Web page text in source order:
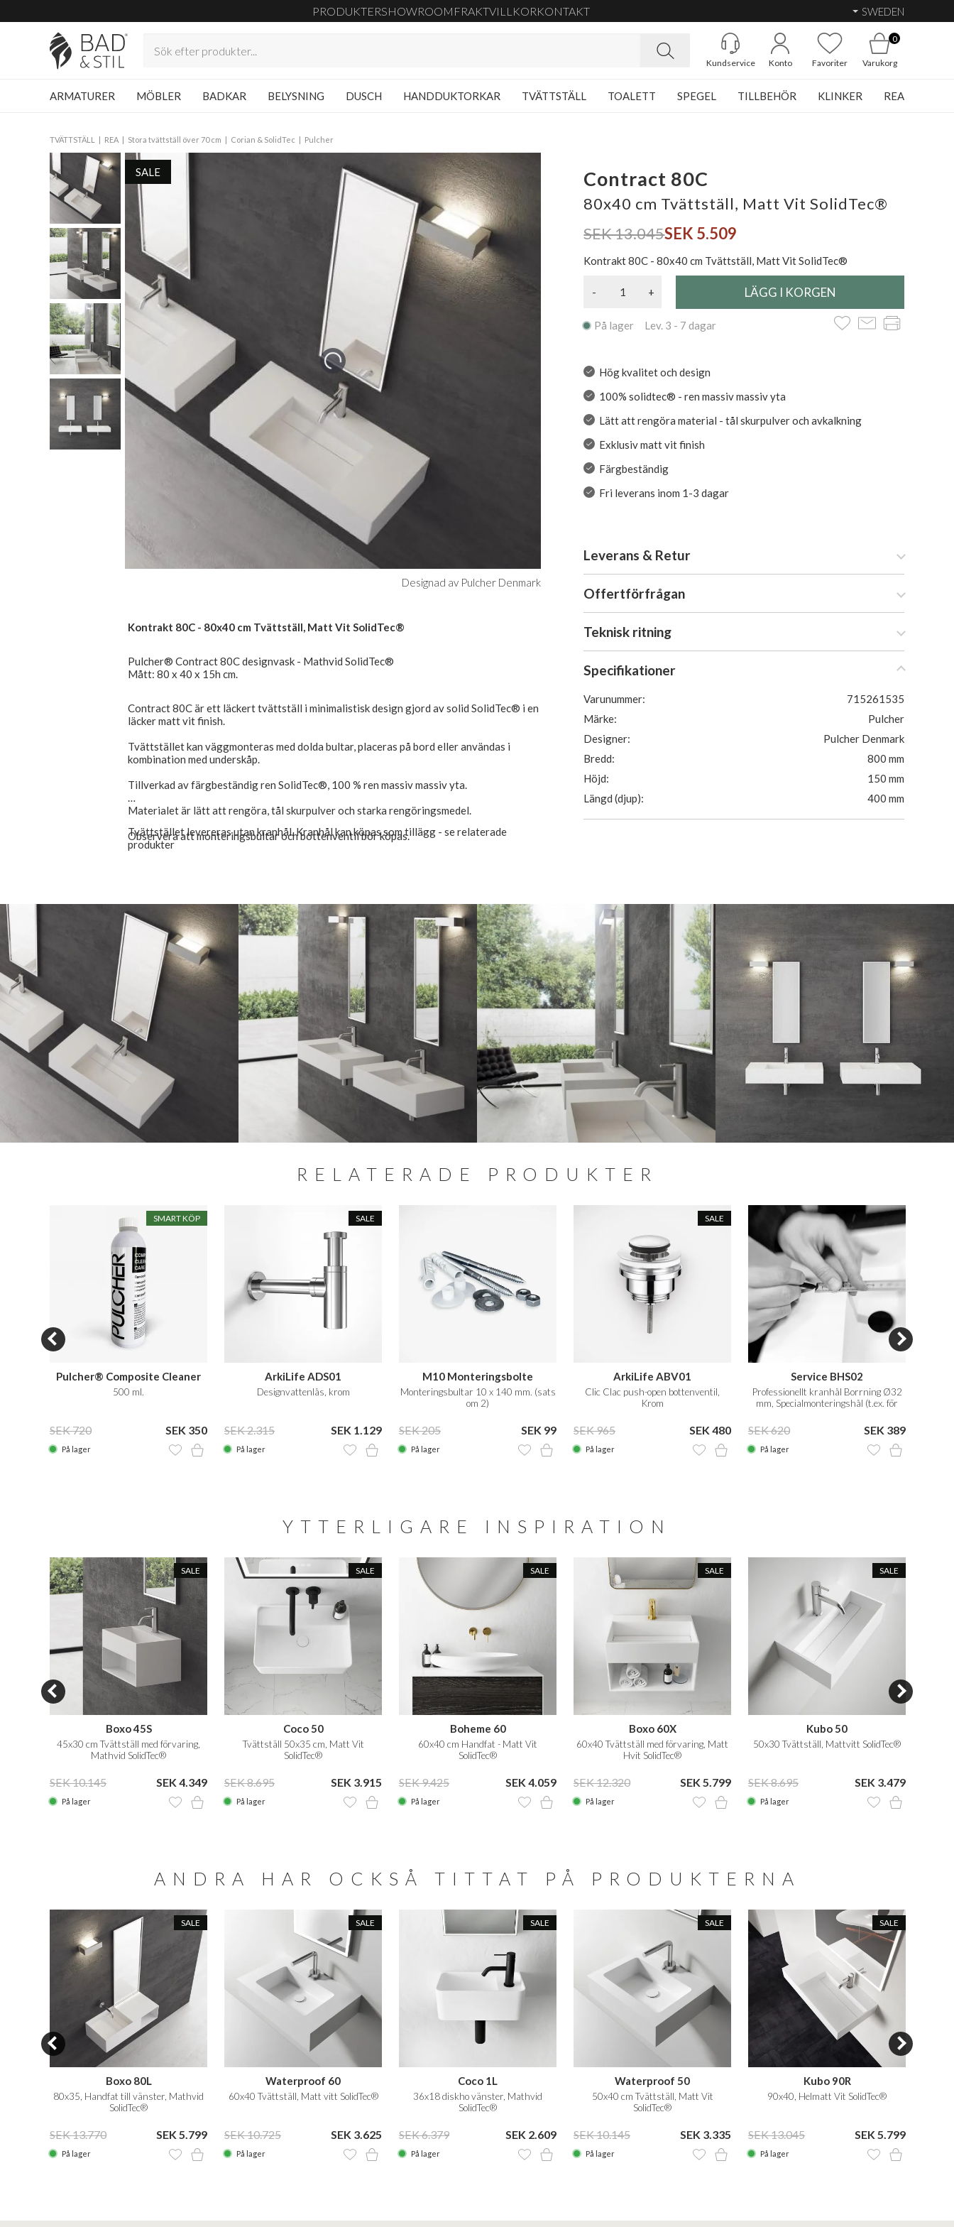
PRODUKTERSHOWROOM FRAKTVILLKORKONTAKT SWEDEN
Kundservice Konto Favoriter
0
Varukorg
ARMATURER MÖBLER BADKAR BELYSNING DUSCH HANDDUKTORKAR TVÄTTSTÄLL TOALETT SPEGEL TILLBEHÖR KLINKER REA
TVÄTTSTÄLL REA Stora tvättställ över 70 cm Corian & SolidTec Pulcher
SALE
Designad av Pulcher Denmark
Kontrakt 80C - 80x40 cm Tvättställ, Matt Vit SolidTec®
Pulcher® Contract 80C designvask - Mathvid SolidTec®
Mått: 80 x 40 x 15h cm.
Contract 80C är ett läckert tvättställ i minimalistisk design gjord av solid SolidTec® i en
läcker matt vit finish.
Tvättstället kan väggmonteras med dolda bultar, placeras på bord eller användas i
kombination med underskåp.
Tillverkad av färgbeständig ren SolidTec®, 100 % ren massiv massiv yta.
Materialet är lätt att rengöra, tål skurpulver och starka rengöringsmedel.
Observera att monteringsbultar och bottenventil bör köpas.
Tvättstället levereras utan kranhål. Kranhål kan köpas som tillägg - se relaterade
produkter
Contract 80C
80x40 cm Tvättställ, Matt Vit SolidTec®
SEK 13.045SEK 5.509
Kontrakt 80C - 80x40 cm Tvättställ, Matt Vit SolidTec®
- +
På lager Lev. 3 - 7 dagar
Hög kvalitet och design
100% solidtec® - ren massiv massiv yta
Lätt att rengöra material - tål skurpulver och avkalkning
Exklusiv matt vit finish
Färgbeständig
Fri leverans inom 1-3 dagar
Leverans & Retur
Offertförfrågan
Teknisk ritning
Specifikationer
Varunummer:
715261535
Märke:
Pulcher
Designer:
Pulcher Denmark
Bredd:
800 mm
Höjd:
150 mm
Längd (djup):
400 mm
RELATERADE PRODUKTER
SMART KÖP
Pulcher® Composite Cleaner
Care
500 ml.
SEK 720 SEK 350
På lager
SALE
ArkiLife ADS01
Designvattenlås, krom
SEK 2.315 SEK 1.129
På lager
M10 Monteringsbolte
Monteringsbultar 10 x 140 mm. (sats
om 2)
SEK 205 SEK 99
På lager
SALE
ArkiLife ABV01
Clic Clac push-open bottenventil,
Krom
SEK 965 SEK 480
På lager
Service BHS02
Professionellt kranhål Borrning Ø32
mm, Specialmonteringshål (t.ex. för
SEK 620 SEK 389
På lager
YTTERLIGARE INSPIRATION
SALE
Boxo 45S
45x30 cm Tvättställ med förvaring,
Mathvid SolidTec®
SEK 10.145 SEK 4.349
På lager
SALE
Coco 50
Tvättställ 50x35 cm, Matt Vit
SolidTec®
SEK 8.695 SEK 3.915
På lager
SALE
Boheme 60
60x40 cm Handfat - Matt Vit
SolidTec®
SEK 9.425 SEK 4.059
På lager
SALE
Boxo 60X
60x40 Tvättställ med förvaring, Matt
Hvit SolidTec®
SEK 12.320 SEK 5.799
På lager
SALE
Kubo 50
50x30 Tvättställ, Mattvitt SolidTec®
SEK 8.695 SEK 3.479
På lager
ANDRA HAR OCKSÅ TITTAT PÅ PRODUKTERNA
SALE
Boxo 80L
80x35, Handfat till vänster, Mathvid
SolidTec®
SEK 13.770 SEK 5.799
På lager
SALE
Waterproof 60
60x40 Tvättställ, Matt vitt SolidTec®
SEK 10.725 SEK 3.625
På lager
SALE
Coco 1L
36x18 diskho vänster, Mathvid
SolidTec®
SEK 6.379 SEK 2.609
På lager
SALE
Waterproof 50
50x40 cm Tvättställ, Matt Vit
SolidTec®
SEK 10.145 SEK 3.335
På lager
SALE
Kubo 90R
90x40, Helmatt Vit SolidTec®
SEK 13.045 SEK 5.799
På lager